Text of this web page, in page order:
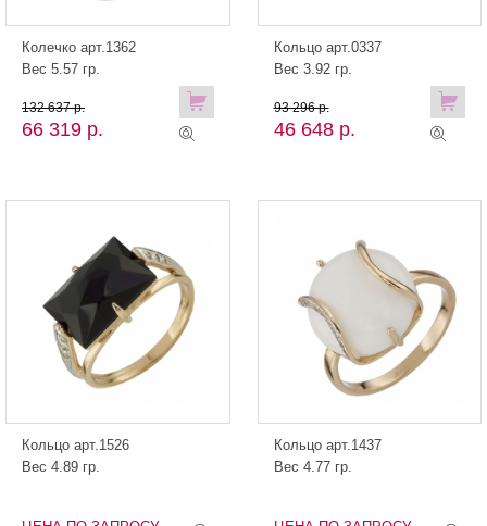
Колечко арт.1362
Вес 5.57 гр.
66 319 р.
132 637 р.
Кольцо арт.0337
Вес 3.92 гр.
46 648 р.
93 296 р.
Кольцо арт.1526
Вес 4.89 гр.
Кольцо арт.1437
Вес 4.77 гр.